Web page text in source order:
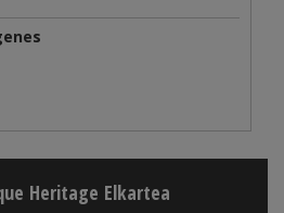
Heritage Elkartea